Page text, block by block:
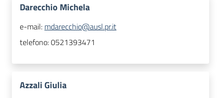
Darecchio Michela
e-mail: mdarecchio@ausl.pr.it
telefono:0521393471
Azzali Giulia